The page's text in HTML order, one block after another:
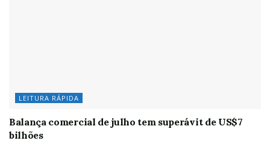
LEITURA RÁPIDA
Balança comercial de julho tem superávit de US$7
bilhões